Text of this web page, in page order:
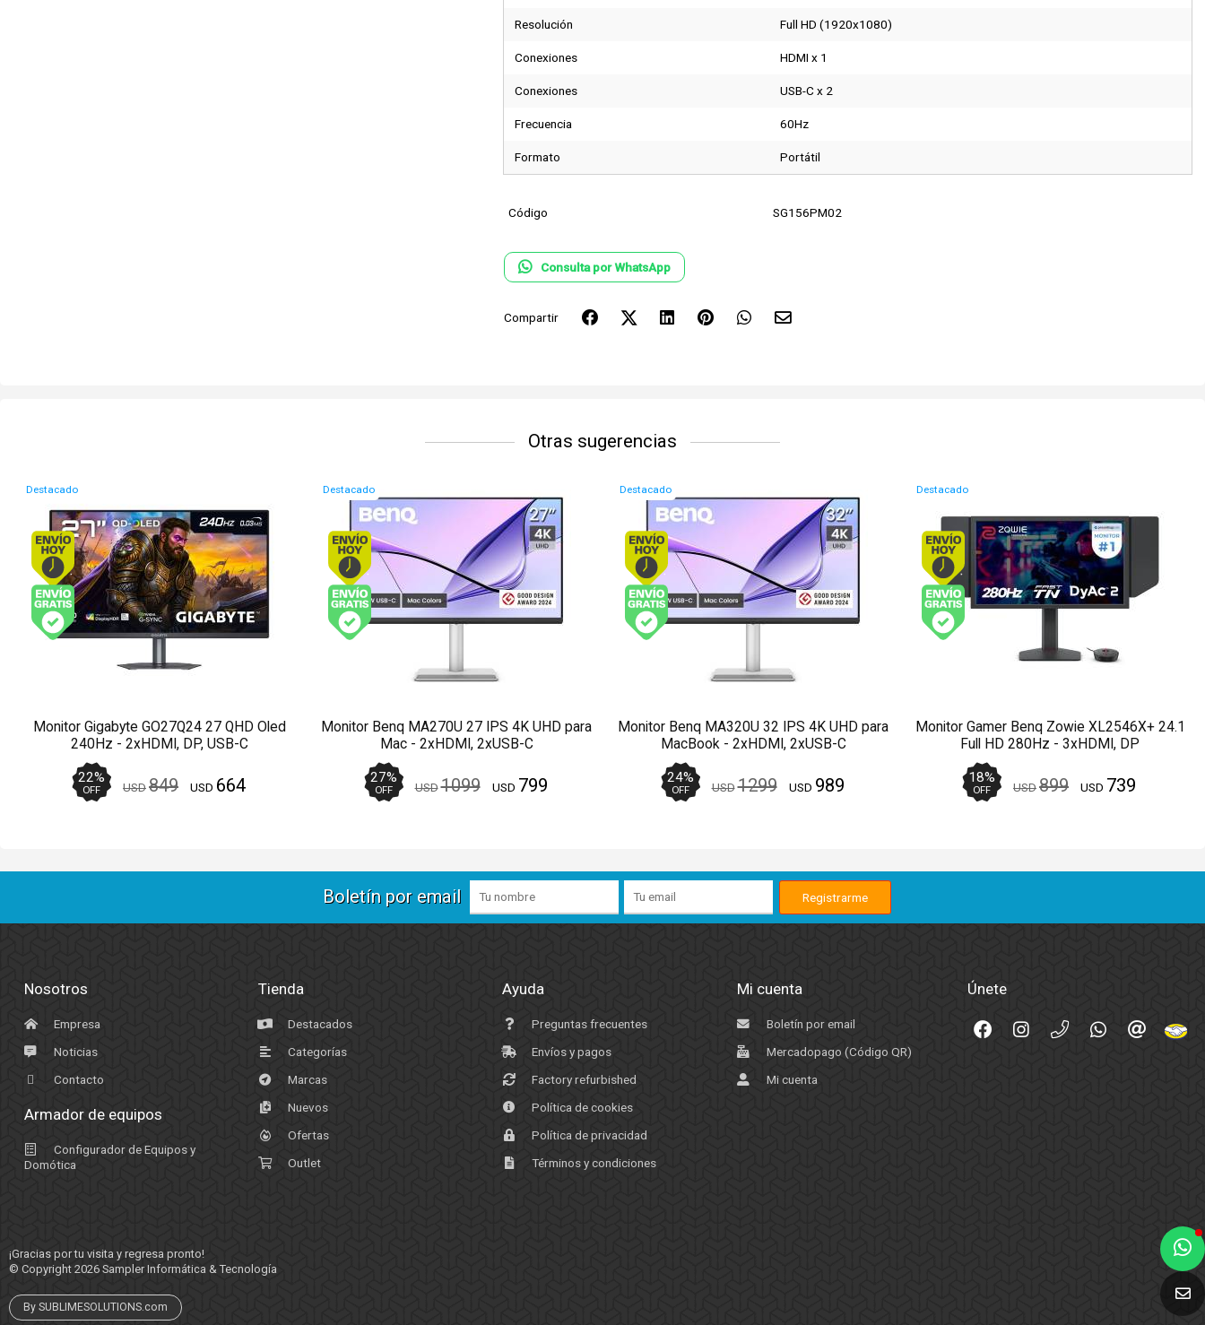
Resolución Full HD (1920x1080)
Conexiones HDMI x 1
Conexiones USB-C x 2
Frecuencia 60Hz
Formato Portátil
Código SG156PM02
Consulta por WhatsApp
Compartir
Otras sugerencias
Destacado
Envío hoy. Comprando antes de 13Hs.
Envío gratis (Ver Envíos y Pagos)
Monitor Gigabyte GO27Q24 27 QHD Oled
240Hz - 2xHDMI, DP, USB-C
22%
OFF USD849 USD 664
Destacado
Envío hoy. Comprando antes de 13Hs.
Monitor Benq MA270U 27 IPS 4K UHD para
Mac - 2xHDMI, 2xUSB-C
27%
OFF USD1099 USD 799
Destacado
Envío hoy. Comprando antes de 13Hs.
Monitor Benq MA320U 32 IPS 4K UHD para
MacBook - 2xHDMI, 2xUSB-C
24%
OFF USD1299 USD 989
Destacado
Envío hoy. Comprando antes de 13Hs.
Monitor Gamer Benq Zowie XL2546X+ 24.1
Full HD 280Hz - 3xHDMI, DP
18%
OFF USD899 USD 739
Boletín por email
Nosotros
Empresa
Noticias
Contacto
Armador de equipos
Configurador de Equipos y
Domótica
Tienda
Destacados
Categorías
Marcas
Nuevos
Ofertas
Outlet
Ayuda
Preguntas frecuentes
Envíos y pagos
Factory refurbished
Política de cookies
Política de privacidad
Términos y condiciones
Mi cuenta
Boletín por email
Mercadopago (Código QR)
Mi cuenta
Únete
¡Gracias por tu visita y regresa pronto!
© Copyright 2026 Sampler Informática & Tecnología
By SUBLIMESOLUTIONS.com